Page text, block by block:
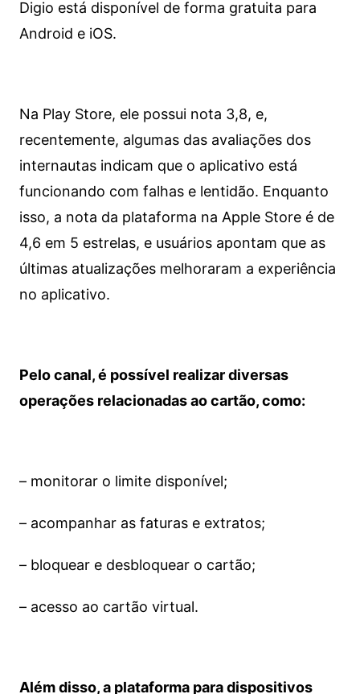
Digio está disponível de forma gratuita para
Android e iOS.
Na Play Store, ele possui nota 3,8, e,
recentemente, algumas das avaliações dos
internautas indicam que o aplicativo está
funcionando com falhas e lentidão. Enquanto
isso, a nota da plataforma na Apple Store é de
4,6 em 5 estrelas, e usuários apontam que as
últimas atualizações melhoraram a experiência
no aplicativo.
Pelo canal, é possível realizar diversas
operações relacionadas ao cartão, como:
– monitorar o limite disponível;
– acompanhar as faturas e extratos;
– bloquear e desbloquear o cartão;
– acesso ao cartão virtual.
Além disso, a plataforma para dispositivos